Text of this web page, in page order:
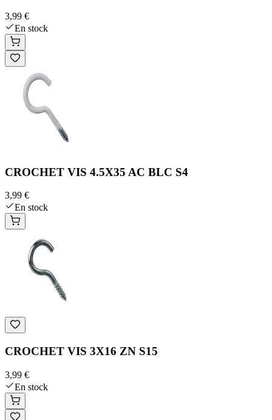
3,99 €
En stock
CROCHET VIS 4.5X35 AC BLC S4
3,99 €
En stock
CROCHET VIS 3X16 ZN S15
3,99 €
En stock